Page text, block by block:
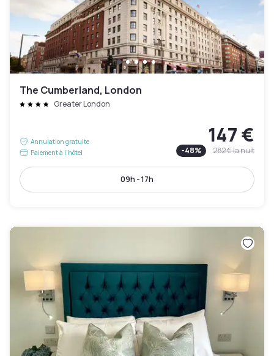
The Cumberland, London
Greater London
Annulation gratuite
Paiement à l'hôtel
147 €
-48% 282 €la nuit
09h - 17h